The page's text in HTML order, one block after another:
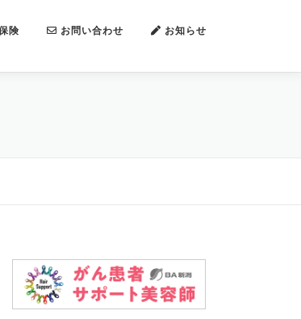
険 お問い合わせ お知らせ